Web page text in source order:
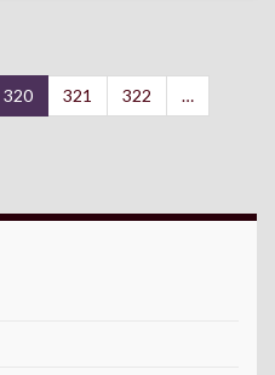
320 321 322
…